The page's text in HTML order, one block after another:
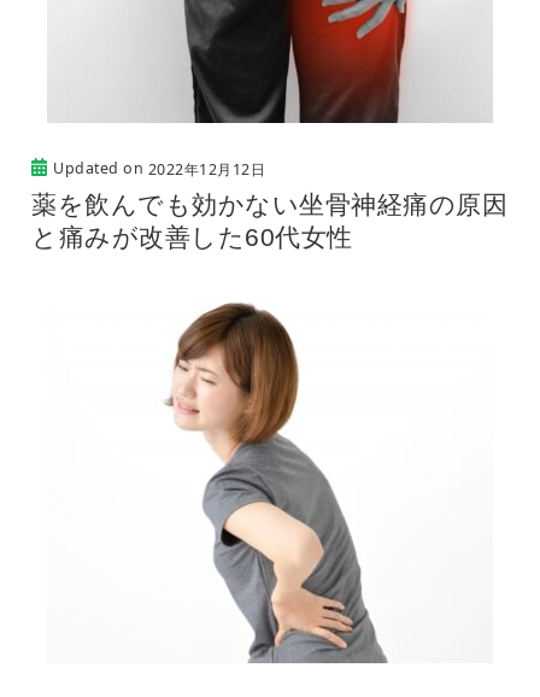
Updated on 2022年12月12日
薬を飲んでも効かない坐骨神経痛の原因
と痛みが改善した60代女性